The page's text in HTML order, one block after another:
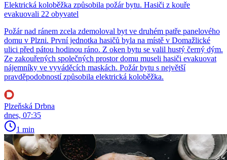
Elektrická koloběžka způsobila požár bytu. Hasiči z kouře
evakuovali 22 obyvatel
Požár nad ránem zcela zdemoloval byt ve druhém patře panelového
domu v Plzni. První jednotka hasičů byla na místě v Domažlické
ulici před pátou hodinou ráno. Z oken bytu se valil hustý černý dým.
Ze zakouřených společných prostor domu museli hasiči evakuovat
nájemníky ve vyváděcích maskách. Požár bytu s největší
pravděpodobností způsobila elektrická koloběžka.
Plzeňská Drbna
dnes, 07:35
1 min